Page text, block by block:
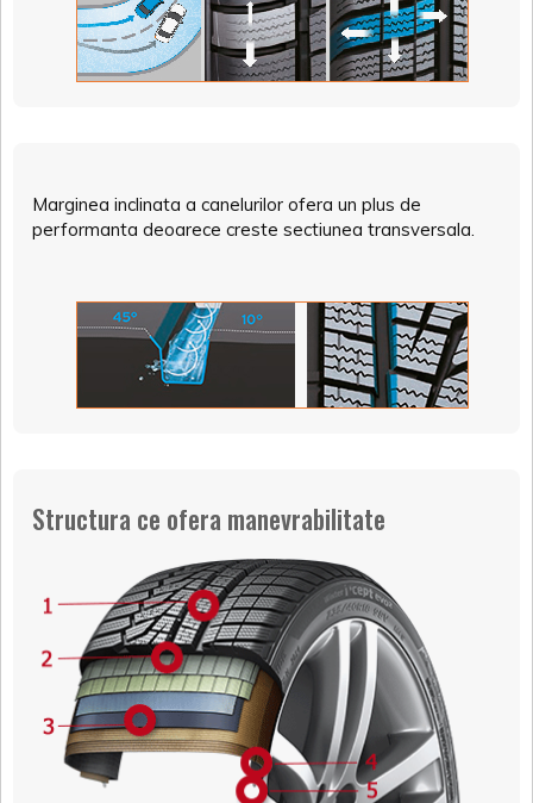
Marginea inclinata a canelurilor ofera un plus de
performanta deoarece creste sectiunea transversala.
Structura ce ofera manevrabilitate